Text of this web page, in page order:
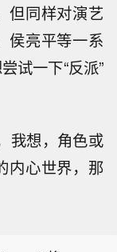
但同样对演艺
侯亮平等一系
试一下“反派”
我想，角色或
内心世界，那
将
五美股成
，成交3
计划建
《保护大